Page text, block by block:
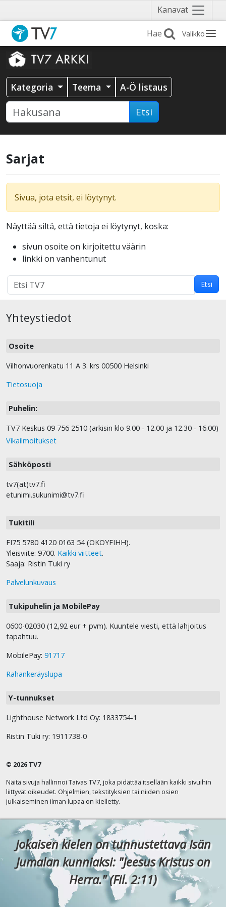
Kanavat Näytä
valikko
Valikko
Kategoria Teema A-Ö listaus
Etsi
Sarjat
Sivua, jota etsit, ei löytynyt.
Näyttää siltä, että tietoja ei löytynyt, koska:
sivun osoite on kirjoitettu väärin
linkki on vanhentunut
Hakutulokset
haulle:
Etsi
Yhteystiedot
Osoite
Vilhonvuorenkatu 11 A 3. krs 00500 Helsinki
Tietosuoja
Puhelin:
TV7 Keskus 09 756 2510 (arkisin klo 9.00 - 12.00 ja 12.30 - 16.00)
Vikailmoitukset
Sähköposti
tv7(at)tv7.fi
etunimi.sukunimi@tv7.fi
Tukitili
FI75 5780 4120 0163 54 (OKOYFIHH).
Yleisviite: 9700. Kaikki viitteet.
Saaja: Ristin Tuki ry
Palvelunkuvaus
Tukipuhelin ja MobilePay
0600-02030 (12,92 eur + pvm). Kuuntele viesti, että lahjoitus
tapahtuu.
MobilePay: 91717
Rahankeräyslupa
Y-tunnukset
Lighthouse Network Ltd Oy: 1833754-1
Ristin Tuki ry: 1911738-0
© 2026 TV7
Näitä sivuja hallinnoi Taivas TV7, joka pidättää itsellään kaikki sivuihin
liittyvät oikeudet. Ohjelmien, tekstityksien tai niiden osien
julkaiseminen ilman lupaa on kielletty.
Jokaisen kielen on tunnustettava Isän
Jumalan kunniaksi: "Jeesus Kristus on
Herra." (Fil. 2:11)